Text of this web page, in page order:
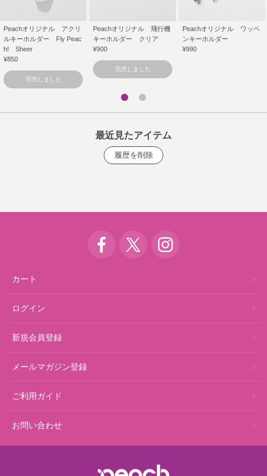
Peachオリジナル アクリ
ルキーホルダー Fly Peac
h! Sheer
¥850
完売しました
Peachオリジナル 飛行機
キーホルダー クリア
¥900
完売しました
Peachオリジナル ワッペ
ンキーホルダー
¥990
最近見たアイテム
カート
ログイン
新規会員登録
メールマガジン登録
ご利用ガイド
お問い合わせ